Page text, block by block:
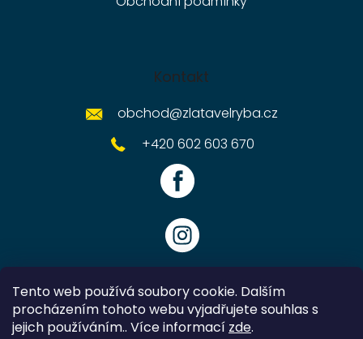
Tento web používá soubory cookie. Dalším
procházením tohoto webu vyjadřujete souhlas s
jejich používáním.. Více informací zde.
Kontakt
obchod@zlatavelryba.cz
+420 602 603 670